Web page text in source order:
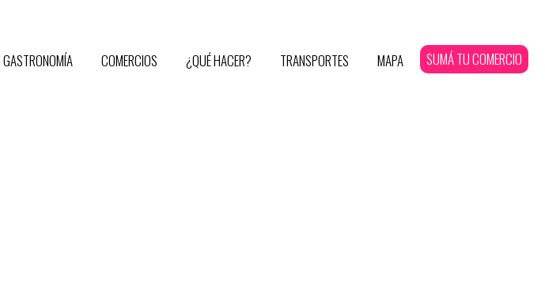
GASTRONOMÍA COMERCIOS ¿QUÉ HACER? TRANSPORTES MAPA SUMÁ TU COMERCIO